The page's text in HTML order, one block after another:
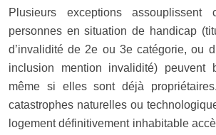
Plusieurs exceptions
personnes en situation de handicap
d’invalidité de 2e ou 3e catégorie, ou
inclusion mention invalidité) peuvent
même si elles sont déjà
catastrophes naturelles ou
logement définitivement inhabitable